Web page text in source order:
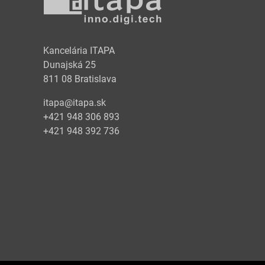
Kancelária ITAPA
Dunajská 25
811 08 Bratislava
itapa@itapa.sk
+421 948 306 893
+421 948 392 736